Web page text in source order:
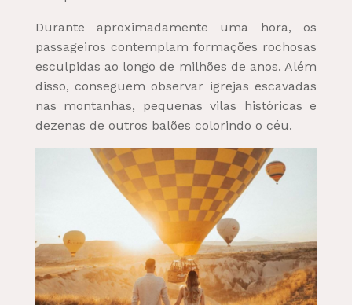
Durante aproximadamente uma hora, os
passageiros contemplam formações rochosas
esculpidas ao longo de milhões de anos. Além
disso, conseguem observar igrejas escavadas
nas montanhas, pequenas vilas históricas e
dezenas de outros balões colorindo o céu.